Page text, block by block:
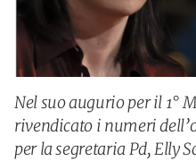
Nel suo augurio per il 1°
rivendicato i numeri
per la segretaria Pd, Elly